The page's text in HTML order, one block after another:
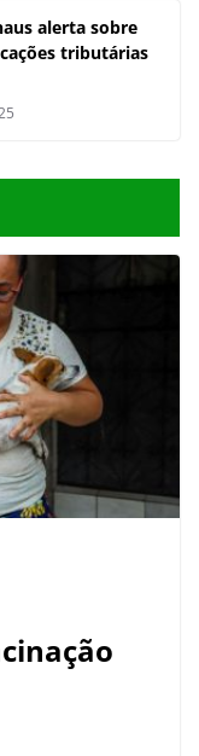
alerta sobre
tributárias